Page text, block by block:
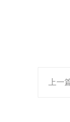
上一